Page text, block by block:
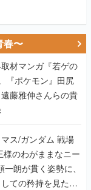
春〜
材マンガ『若ゲの
『ポケモン』田尻
藤雅伸さんらの貴
/ガンダム 戦場
のわがままなニー
朗が貫く姿勢に、
ての矜持を見た